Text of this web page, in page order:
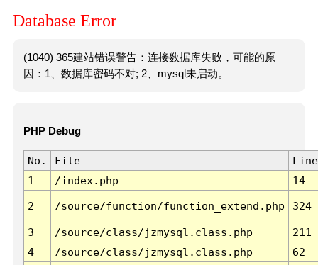
Database Error
(1040) 365建站错误警告：连接数据库失败，可能的原
因：1、数据库密码不对; 2、mysql未启动。
PHP Debug
No. File
Line
1
/index.php 14
2 /source/function/function_extend.php 324
3 /source/class/jzmysql.class.php
211
4
/source/class/jzmysql.class.php
62